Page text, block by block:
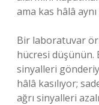
ama kas hâlâ aynı
Bir laboratuvar
hücresi düşünün.
sinyalleri
hâlâ kasılıyor;
ağrı sinyalleri